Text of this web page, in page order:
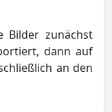
Bilder zunächst
dann auf
an den